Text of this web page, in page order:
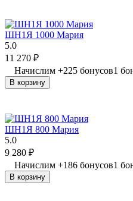
ШН1Я 1000 Мария
5.0
11 270 ₽
Начислим +225 бонусов1
В корзину
ШН1Я 800 Мария
5.0
9 280 ₽
Начислим +186 бонусов1
В корзину